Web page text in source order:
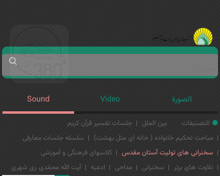
Main men-AR
‏
الصورة Video
Sound
التصنيفات بین الملل
جلسات تفسیر قرآن کریم
مباحث تحکیم خانواده ( خانه ای مثل بهشت)
سلسله جلسات معارفی
سخنرانی های تولیت آستان مقدس
کلاسهای فرهنگی و آموزشی
تلاوت های برتر
سخنرانی مداحی ادعیه
آیت الله محمّدی ری شهری